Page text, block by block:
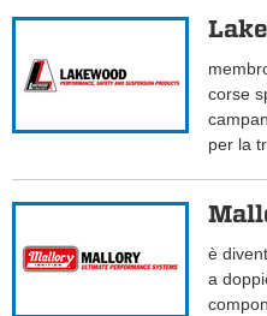
corse
per la
è
a